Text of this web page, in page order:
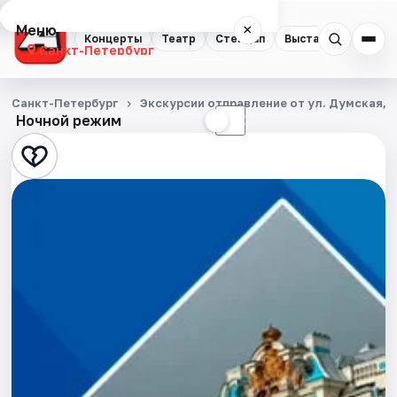
Концерты Театр Стендап Выставки
Меню ×
Санкт-Петербург
Концерты
Театр
Стендап
Ночной режим ☾
Санкт-Петербург Экскурсии отправление от ул. Думская,